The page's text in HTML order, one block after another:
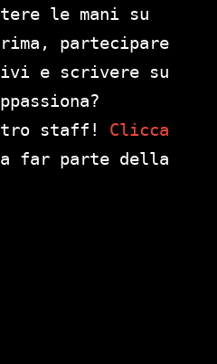
le mani su
partecipare
e scrivere su
staff! Clicca
far parte della